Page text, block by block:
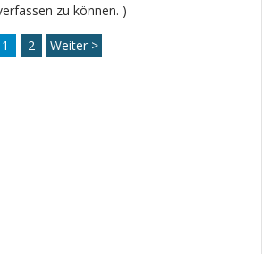
zu können. )
1 2 Weiter >